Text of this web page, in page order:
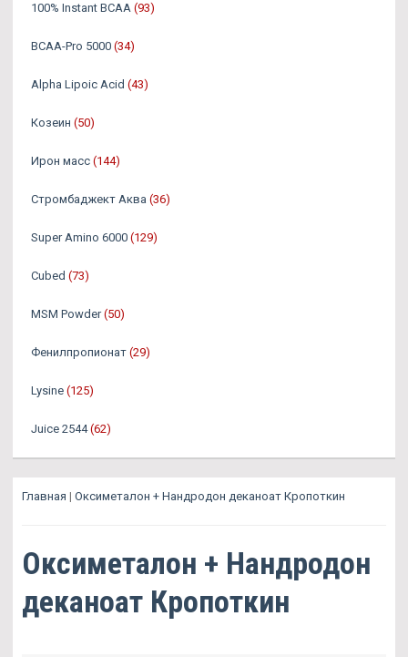
100% Instant BCAA (93)
BCAA-Pro 5000 (34)
Alpha Lipoic Acid (43)
Козеин (50)
Ирон масс (144)
Стромбаджект Аква (36)
Super Amino 6000 (129)
Cubed (73)
MSM Powder (50)
Фенилпропионат (29)
Lysine (125)
Juice 2544 (62)
Главная | Оксиметалон + Нандродон деканоат Кропоткин
Оксиметалон + Нандродон
деканоат Кропоткин